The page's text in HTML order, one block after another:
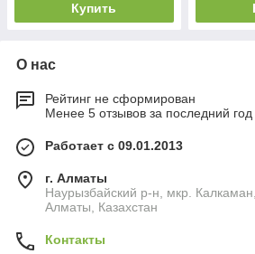
Купить
О нас
Рейтинг не сформирован
Менее 5 отзывов за последний год
Работает с 09.01.2013
г. Алматы
Наурызбайский р-н, мкр.
Алматы, Казахстан
Контакты